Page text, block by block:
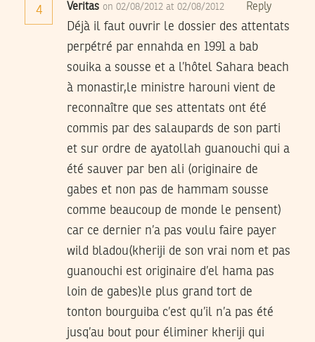
4 Veritas on 02/08/2012 at 02/08/2012 Reply
Déjà il faut ouvrir le dossier des attentats
perpétré par ennahda en 1991 a bab
souika a sousse et a l’hôtel Sahara beach
à monastir,le ministre harouni vient de
reconnaître que ses attentats ont été
commis par des salaupards de son parti
et sur ordre de ayatollah guanouchi qui a
été sauver par ben ali (originaire de
gabes et non pas de hammam sousse
comme beaucoup de monde le pensent)
car ce dernier n’a pas voulu faire payer
wild bladou(kheriji de son vrai nom et pas
guanouchi est originaire d’el hama pas
loin de gabes)le plus grand tort de
tonton bourguiba c’est qu’il n’a pas été
jusq’au bout pour éliminer kheriji qui